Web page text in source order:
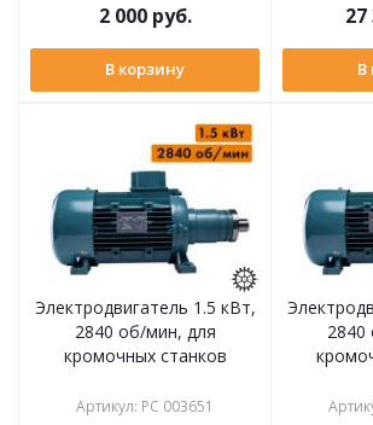
2 000руб.
В корзину
27
В
Электродвигатель 1.5 кВт,
2840 об/мин, для
кромочных станков
Артикул: РС 003651
2840